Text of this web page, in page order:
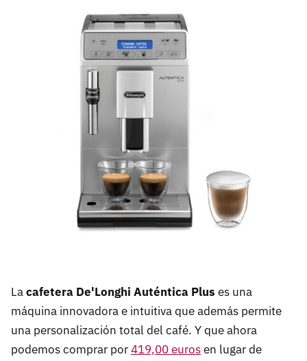
Lacafetera De'Longhi Auténtica Plus es una
máquina innovadora e intuitiva que además permite
una personalización total del café. Y que ahora
podemos comprar por419,00 eurosen lugar de